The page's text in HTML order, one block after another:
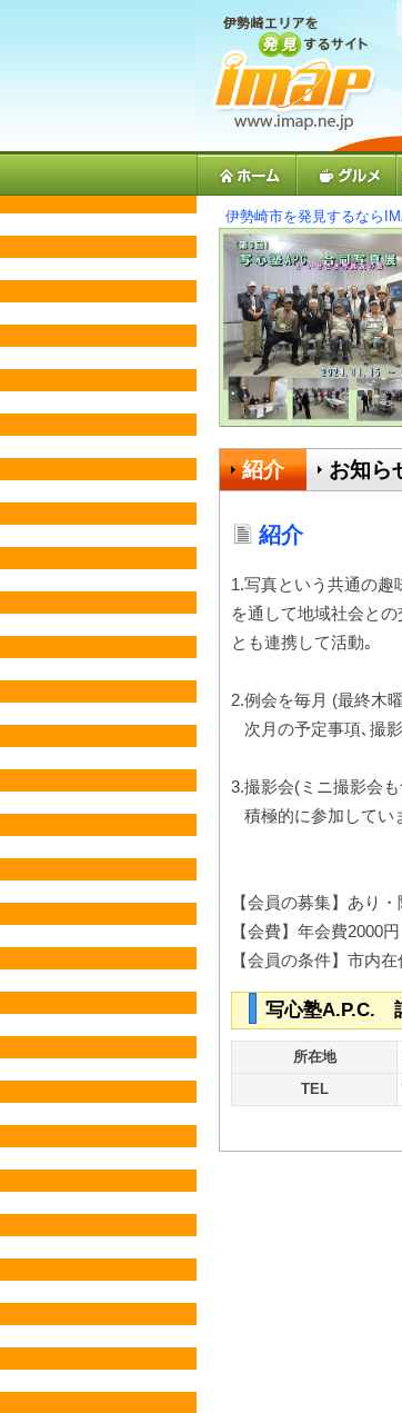
伊勢崎市を発見するなら
紹介 お知ら
紹介
1.写真という共通の
を通して地域社会と
とも連携して活動｡
2.例会を毎月 (最終木
次月の予定事項､撮
3.撮影会(ミニ撮影会
積極的に参加してい
【会員の募集】あり
【会費】年会費2000円
【会員の条件】市内
写心塾A.P.C.
所在地
TEL